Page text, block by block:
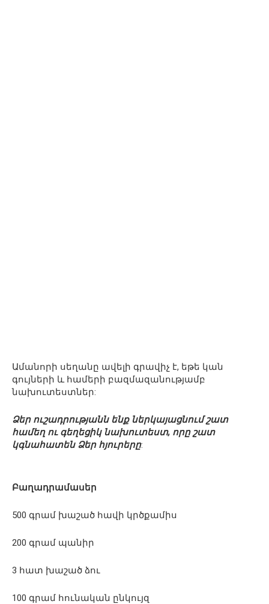
Ամանորի սեղանը ավելի գրավիչ է, եթե կան
գույների և համերի բազմազանությամբ
նախուտեստներ:
Ձեր ուշադրությանն ենք ներկայացնում շատ
համեղ ու գեղեցիկ նախուտեստ, որը շատ
կգնահատեն Ձեր հյուրերը:
Բաղադրամասեր
500 գրամ խաշած հավի կրծքամիս
200 գրամ պանիր
3 հատ խաշած ձու
100 գրամ հունական ընկույզ